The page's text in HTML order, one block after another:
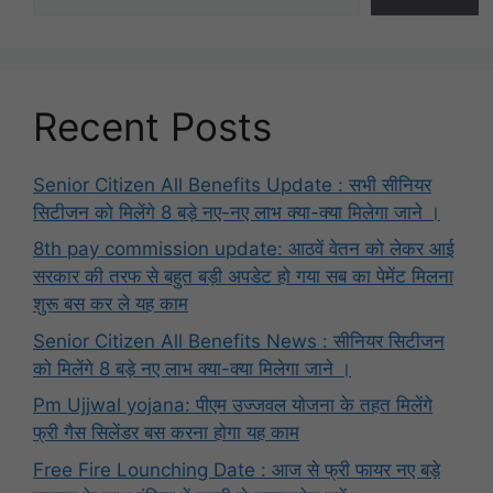
Recent Posts
Senior Citizen All Benefits Update : सभी सीनियर
सिटीजन को मिलेंगे 8 बड़े नए-नए लाभ क्या-क्या मिलेगा जाने ।
8th pay commission update: आठवें वेतन को लेकर आई
सरकार की तरफ से बहुत बड़ी अपडेट हो गया सब का पेमेंट मिलना
शुरू बस कर ले यह काम
Senior Citizen All Benefits News : सीनियर सिटीजन
को मिलेंगे 8 बड़े नए लाभ क्या-क्या मिलेगा जाने ।
Pm Ujjwal yojana: पीएम उज्जवल योजना के तहत मिलेंगे
फ्री गैस सिलेंडर बस करना होगा यह काम
Free Fire Lounching Date : आज से फ्री फायर नए बड़े